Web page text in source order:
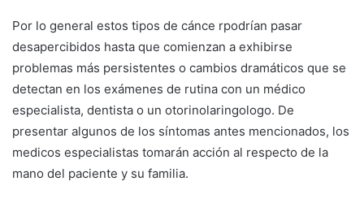
Por lo general estos tipos de cánce rpodrían pasar
desapercibidos hasta que comienzan a exhibirse
problemas más persistentes o cambios dramáticos que se
detectan en los exámenes de rutina con un médico
especialista, dentista o un otorinolaringologo. De
presentar algunos de los síntomas antes mencionados, los
medicos especialistas tomarán acción al respecto de la
mano del paciente y su familia.